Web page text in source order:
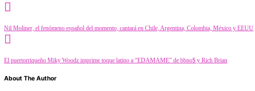
Nil Moliner, el fenómeno español del momento, cantará en Chile, Argentina, Colombia, México y EEUU
El puertorriqueño Miky Woodz imprime toque latino a “EDAMAME” de bbno$ y Rich Brian
About The Author